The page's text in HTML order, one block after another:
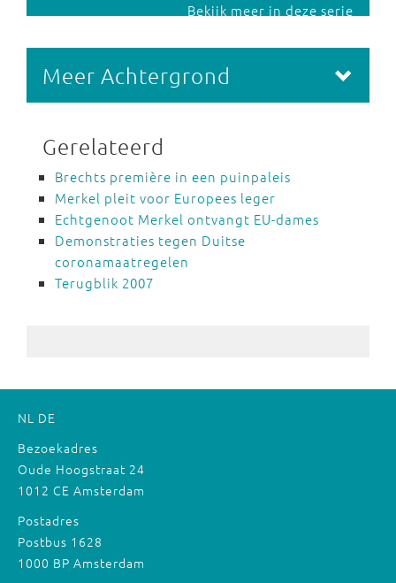
Bekijk meer in deze serie
Meer Achtergrond
Gerelateerd
Brechts première in een puinpaleis
Merkel pleit voor Europees leger
Echtgenoot Merkel ontvangt EU-dames
Demonstraties tegen Duitse
coronamaatregelen
Terugblik 2007
NL DE
Bezoekadres
Oude Hoogstraat 24
1012 CE Amsterdam
Postadres
Postbus 1628
1000 BP Amsterdam